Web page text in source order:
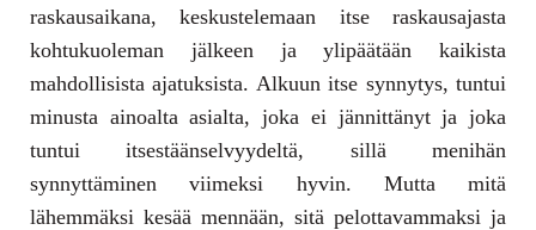
raskausaikana, keskustelemaan itse raskausajasta
kohtukuoleman jälkeen ja ylipäätään kaikista
mahdollisista ajatuksista. Alkuun itse synnytys, tuntui
minusta ainoalta asialta, joka ei jännittänyt ja joka
tuntui itsestäänselvyydeltä, sillä menihän
synnyttäminen viimeksi hyvin. Mutta mitä
lähemmäksi kesää mennään, sitä pelottavammaksi ja